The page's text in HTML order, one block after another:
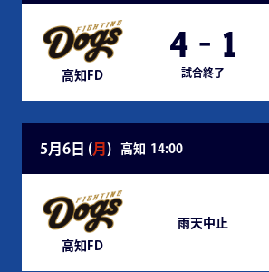
高知FD
4 - 1
試合終了
5月6日 (月 ) 高知 14:00
高知FD
雨天中止